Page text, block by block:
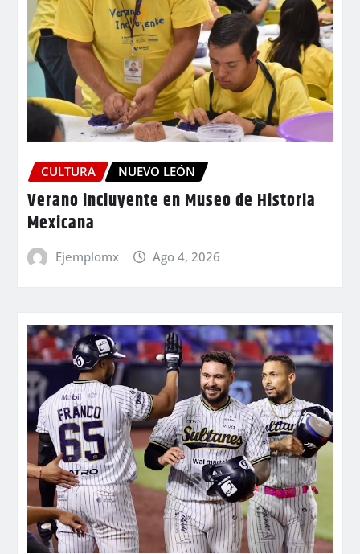
CULTURA NUEVO LEÓN
Verano incluyente en Museo de Historia
Mexicana
Ejemplomx Ago 4, 2026